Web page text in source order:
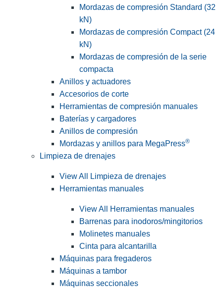
Mordazas de compresión Standard (32
kN)
Mordazas de compresión Compact (24
kN)
Mordazas de compresión de la serie
compacta
Anillos y actuadores
Accesorios de corte
Herramientas de compresión manuales
Baterías y cargadores
Anillos de compresión
Mordazas y anillos para MegaPress®
Limpieza de drenajes
View All Limpieza de drenajes
Herramientas manuales
View All Herramientas manuales
Barrenas para inodoros/mingitorios
Molinetes manuales
Cinta para alcantarilla
Máquinas para fregaderos
Máquinas a tambor
Máquinas seccionales